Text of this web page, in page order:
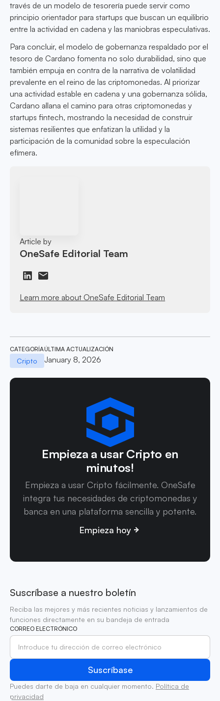
través de un modelo de tesorería puede servir como
principio orientador para startups que buscan un equilibrio
entre la actividad en cadena y las maniobras especulativas.
Para concluir, el modelo de gobernanza respaldado por el
tesoro de Cardano fomenta no solo durabilidad, sino que
también empuja en contra de la narrativa de volatilidad
prevalente en el reino de las criptomonedas. Al priorizar
una actividad estable en cadena y una gobernanza sólida,
Cardano allana el camino para otras criptomonedas y
startups fintech, mostrando la necesidad de construir
sistemas resilientes que enfatizan la utilidad y la
participación de la comunidad sobre la especulación
efímera.
Article by
OneSafe Editorial Team
Learn more about OneSafe Editorial Team
CATEGORÍA
Cripto
ÚLTIMA ACTUALIZACIÓN
January 8, 2026
Empieza a usar Cripto en
minutos!
Empieza a usar Cripto fácilmente. OneSafe
integra tus necesidades de criptomonedas y
banca en una plataforma sencilla y potente.
Empieza hoy
Suscríbase a nuestro boletín
Reciba las mejores y más recientes noticias y lanzamientos de
funciones directamente en su bandeja de entrada
CORREO ELECTRÓNICO
Puedes darte de baja en cualquier momento. Política de
privacidad